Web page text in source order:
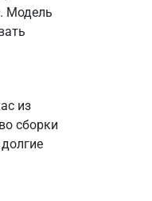
Модель
из
сборки